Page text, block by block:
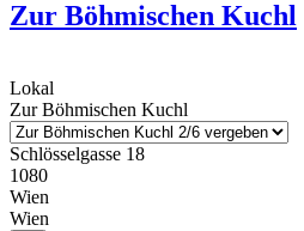
Zur Böhmischen Kuchl
Lokal
Zur Böhmischen Kuchl
Schlösselgasse 18
1080
Wien
Wien